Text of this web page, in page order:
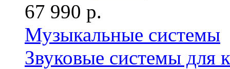
67 990 р.
Музыкальные системы
Звуковые системы для